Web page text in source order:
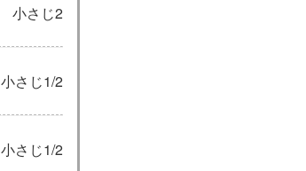
小さじ2
小さじ1/2
小さじ1/2